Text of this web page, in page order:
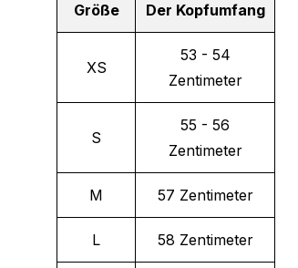
Größe Der Kopfumfang
XS
53 - 54
Zentimeter
S
55 - 56
Zentimeter
M 57 Zentimeter
L 58 Zentimeter